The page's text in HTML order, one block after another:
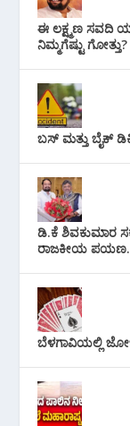
ಈ ಲಕ್ಷ್ಮಣ ಸವದಿ
ನಿಮ್ಮಗೆಷ್ಟು ಗೋತ್ತು?
ಬಸ್ ಮತ್ತು ಬೈಕ್
ಡಿ.ಕೆ ಶಿವಕುಮಾರ
ರಾಜಕೀಯ
ಬೆಳಗಾವಿಯಲ್ಲಿ